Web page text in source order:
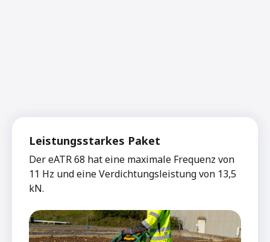
Leistungsstarkes Paket
Der eATR 68 hat eine maximale Frequenz von
11 Hz und eine Verdichtungsleistung von 13,5
kN.